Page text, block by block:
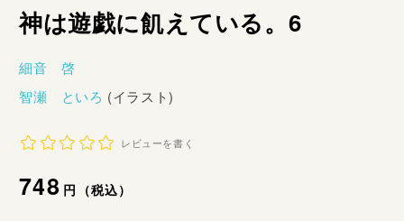
神は遊戯に飢えている。6
細音 啓
智瀬 といろ (イラスト)
レビューを書く
通
748円（税込）